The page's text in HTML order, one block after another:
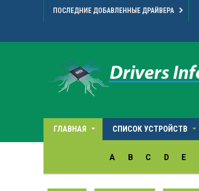
ПОСЛЕДНИЕ ДОБАВЛЕННЫЕ ДРАЙВЕРА
ГЛАВНАЯ СПИСОК УСТРОЙСТВ
A B C D E